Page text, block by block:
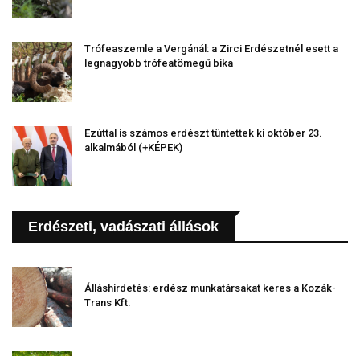
Trófeaszemle a Vergánál: a Zirci Erdészetnél esett a
legnagyobb trófeatömegű bika
Ezúttal is számos erdészt tüntettek ki október 23.
alkalmából (+KÉPEK)
Erdészeti, vadászati állások
Álláshirdetés: erdész munkatársakat keres a Kozák-
Trans Kft.